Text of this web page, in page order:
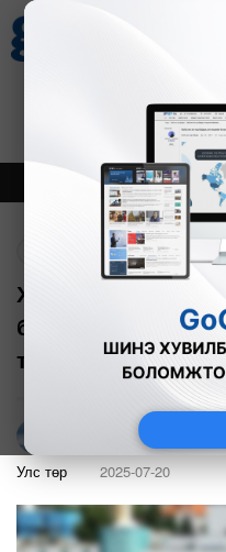
Онцлох
Хүүхэд олноор
буруутай хүмүүст
тооцох үүрэг
Г.Тэгшсүрэн
Улс төр 2025-07-20